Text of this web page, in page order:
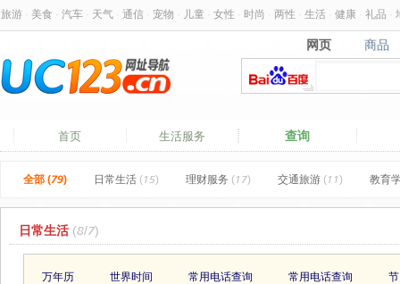
旅游 美食 汽车 天气 通信 宠物 儿童 女性 时尚 两性 生活 健康 礼品
网页
网页 商品
商品
首页 生活服务 查询
全部 (79) 日常生活 (15) 理财服务 (17) 交通旅游 (11) 教育
日常生活 (8/7)
万年历 世界时间 常用电话查询 常用电话查询